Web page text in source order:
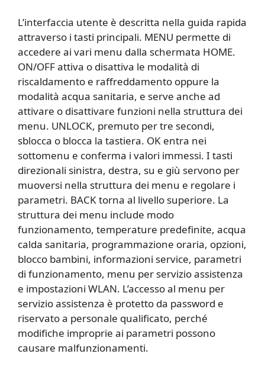
L’interfaccia utente è descritta nella guida rapida
attraverso i tasti principali. MENU permette di
accedere ai vari menu dalla schermata HOME.
ON/OFF attiva o disattiva le modalità di
riscaldamento e raffreddamento oppure la
modalità acqua sanitaria, e serve anche ad
attivare o disattivare funzioni nella struttura dei
menu. UNLOCK, premuto per tre secondi,
sblocca o blocca la tastiera. OK entra nei
sottomenu e conferma i valori immessi. I tasti
direzionali sinistra, destra, su e giù servono per
muoversi nella struttura dei menu e regolare i
parametri. BACK torna al livello superiore. La
struttura dei menu include modo
funzionamento, temperature predefinite, acqua
calda sanitaria, programmazione oraria, opzioni,
blocco bambini, informazioni service, parametri
di funzionamento, menu per servizio assistenza
e impostazioni WLAN. L’accesso al menu per
servizio assistenza è protetto da password e
riservato a personale qualificato, perché
modifiche improprie ai parametri possono
causare malfunzionamenti.